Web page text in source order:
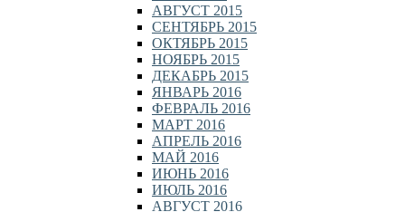
АВГУСТ 2015
СЕНТЯБРЬ 2015
ОКТЯБРЬ 2015
НОЯБРЬ 2015
ДЕКАБРЬ 2015
ЯНВАРЬ 2016
ФЕВРАЛЬ 2016
МАРТ 2016
АПРЕЛЬ 2016
МАЙ 2016
ИЮНЬ 2016
ИЮЛЬ 2016
АВГУСТ 2016